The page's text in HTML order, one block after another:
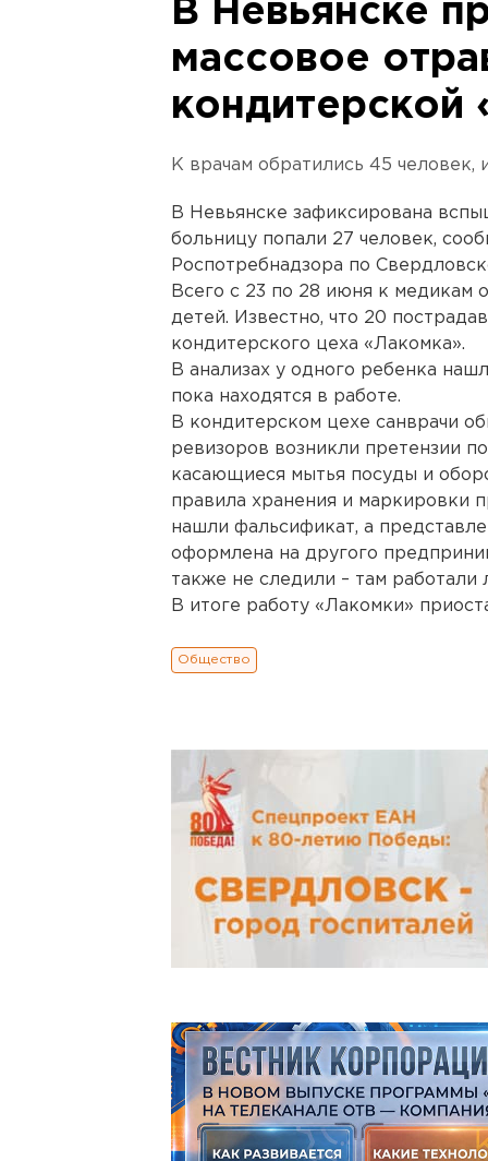
В Невьянске
массовое
кондитерской
К врачам обратились 45 человек,
В Невьянске зафиксирована
больницу попали 27 человек,
Роспотребнадзора по
Всего с 23 по 28 июня к медикам
детей. Известно, что 20
кондитерского цеха «Лакомка».
В анализах у одного ребенка
пока находятся в работе.
В кондитерском цехе санврачи
ревизоров возникли претензии
касающиеся мытья посуды и
правила хранения и маркировки
нашли фальсификат, а
оформлена на другого
также не следили – там работали
В итоге работу «Лакомки»
Общество